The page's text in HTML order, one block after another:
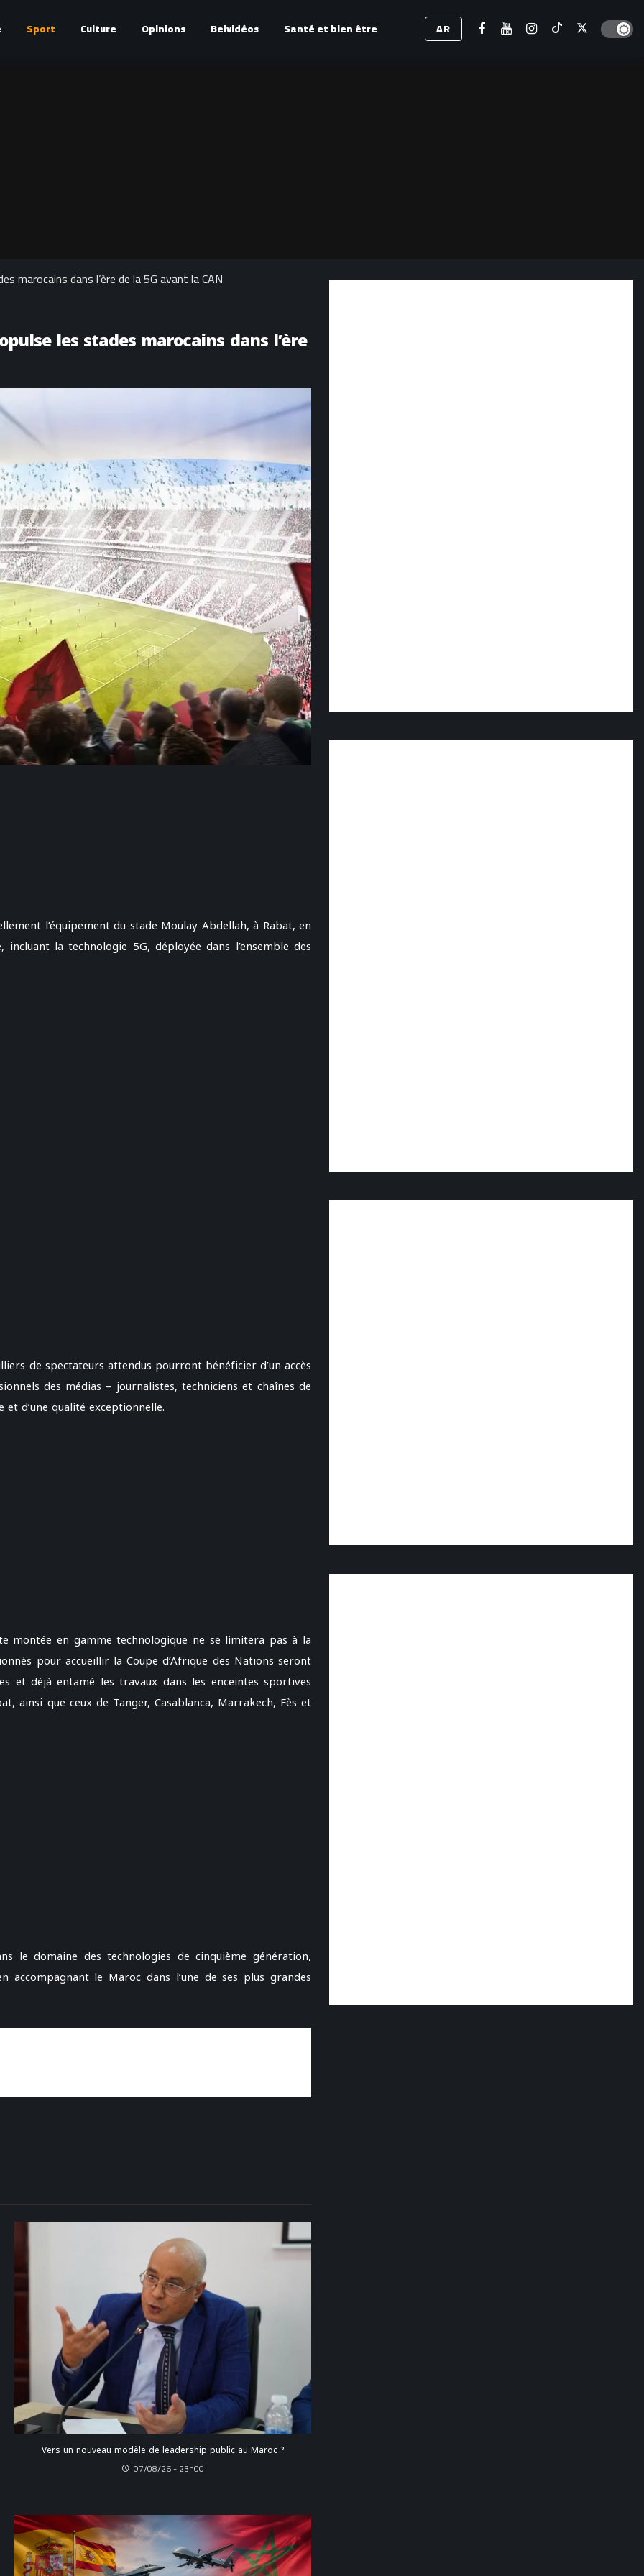
Sport Culture Opinions Belvidéos Santé et bien être AR Dark
marocains dans l’ère de la 5G avant la CAN
les stades marocains dans l’ère
l’équipement du stade Moulay Abdellah, à Rabat, en
la technologie 5G, déployée dans l’ensemble des
de spectateurs attendus pourront bénéficier d’un accès
des médias – journalistes, techniciens et chaînes de
d’une qualité exceptionnelle.
montée en gamme technologique ne se limitera pas à la
pour accueillir la Coupe d’Afrique des Nations seront
et déjà entamé les travaux dans les enceintes sportives
ainsi que ceux de Tanger, Casablanca, Marrakech, Fès et
le domaine des technologies de cinquième génération,
le Maroc dans l’une de ses plus grandes
Vers un nouveau modèle de leadership public au Maroc ?
07/08/26 - 23h00